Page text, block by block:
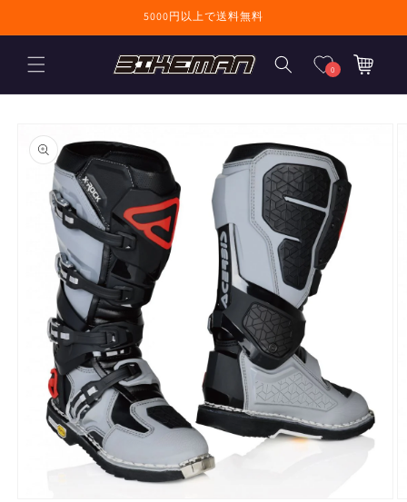
5000円以上で送料無料
0
カ
ー